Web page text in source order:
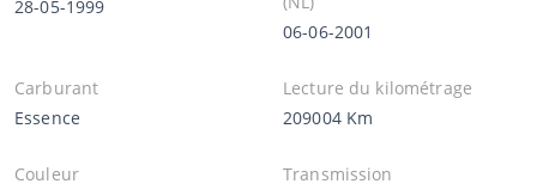
28-05-1999
06-06-2001
Carburant
Essence
Lecture du kilométrage
209004 Km
Couleur
Transmission